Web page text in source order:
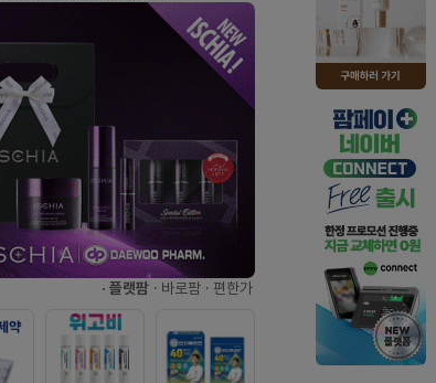
· 플랫팜 · 바로팜 · 편한가